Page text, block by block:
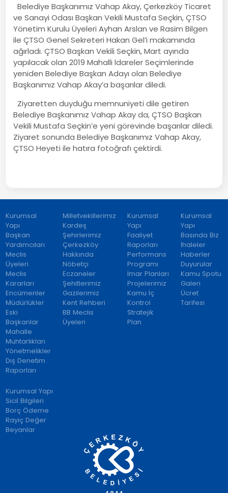
Belediye Başkanımız Vahap Akay, Çerkezköy Ticaret
ve Sanayi Odası Başkan Vekili Mustafa Seçkin, ÇTSO
Yönetim Kurulu Üyeleri Ayhan Arslan ve Rasim Bilgen
ile ÇTSO Genel Sekreteri Hakan Gel’i makamında
ağırladı. ÇTSO Başkan Vekili Seçkin, Mart ayında
yapılacak olan 2019 Mahalli İdareler Seçimlerinde
yeniden Belediye Başkan Adayı olan Belediye
Başkanımız Vahap Akay’a başarılar diledi.
Ziyaretten duyduğu memnuniyeti dile getiren
Belediye Başkanımız Vahap Akay da, ÇTSO Başkan
Vekili Mustafa Seçkin’e yeni görevinde başarılar diledi.
Ziyaret sonunda Belediye Başkanımız Vahap Akay,
ÇTSO Heyeti ile hatıra fotoğrafı çektirdi.
Kurumsal
Yapı
Başkan
Yardımcıları
Meclis
Üyeleri
Meclis
Kararları
Encümenler
Müdürlükler
Eski
Başkanlar
Mahalle
Muhtarlıkları
Yönetmelikler
Dış Denetim
Raporları
Milletvekillerimiz
Kardeş
Şehirlerimiz
Çerkezköy
Hakkında
Nöbetçi
Eczaneler
Şehitlerimiz
Gazilerimiz
Kent Rehberi
BB Meclis
Üyeleri
Kurumsal
Yapı
Faaliyet
Raporları
Performans
Programı
İmar Planları
Projelerimiz
Kamu İç
Kontrol
Stratejik
Plan
Kurumsal
Yapı
Basında Biz
İhaleler
Haberler
Duyurular
Kamu Spotu
Galeri
Ücret
Tarifesi
Kurumsal Yapı
Sicil Bilgileri
Borç Ödeme
Rayiç Değer
Beyanlar